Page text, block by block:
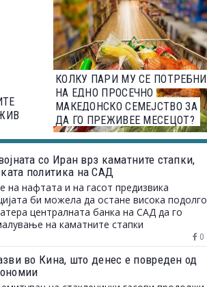
КОЛКУ ПАРИ МУ СЕ ПОТРЕБНИ
НА ЕДНО ПРОСЕЧНО
МАКЕДОНСКО СЕМЕЈСТВО ЗА
ДА ГО ПРЕЖИВЕЕ МЕСЕЦОТ?
со Иран врз каматните стапки,
политика на САД
на нафтата и на гасот предизвика
би можела да остане висока подолго
централната банка на САД да го
на каматните стапки
0
во Кина, што денес е повреден од